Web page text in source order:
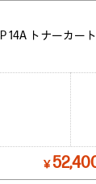
14A トナーカー
￥